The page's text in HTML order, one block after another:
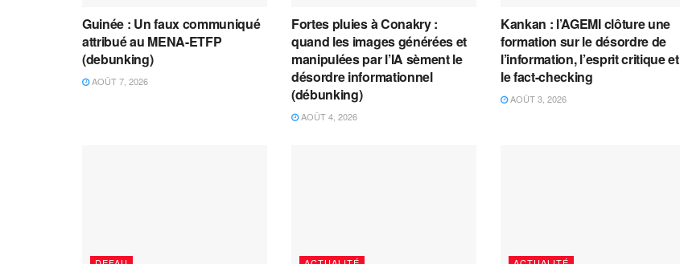
Guinée : Un faux communiqué
attribué au MENA-ETFP
(debunking)
AOÛT 7, 2026
Fortes pluies à Conakry :
quand les images générées et
manipulées par l’IA sèment le
désordre informationnel
(débunking)
AOÛT 4, 2026
Kankan : l’AGEMI clôture une
formation sur le désordre de
l’information, l’esprit critique et
le fact-checking
AOÛT 3, 2026